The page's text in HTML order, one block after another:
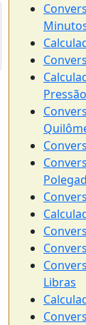
Pressão
Libras